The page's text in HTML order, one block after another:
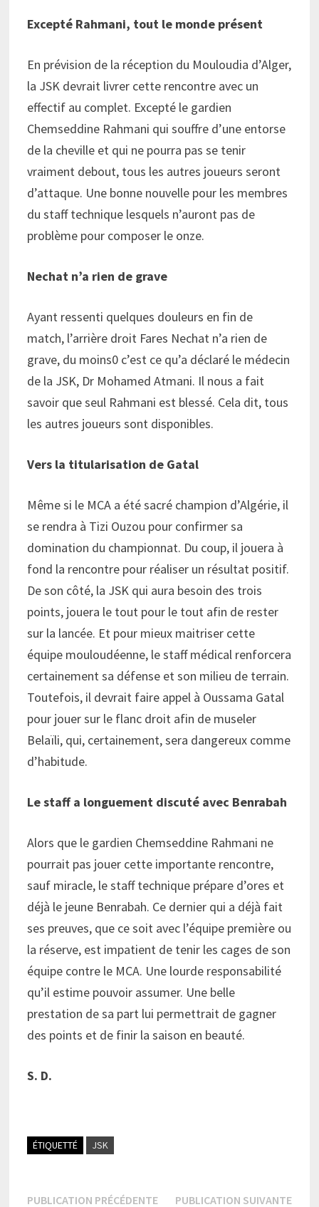
Excepté Rahmani, tout le monde présent
En prévision de la réception du Mouloudia d’Alger,
la JSK devrait livrer cette rencontre avec un
effectif au complet. Excepté le gardien
Chemseddine Rahmani qui souffre d’une entorse
de la cheville et qui ne pourra pas se tenir
vraiment debout, tous les autres joueurs seront
d’attaque. Une bonne nouvelle pour les membres
du staff technique lesquels n’auront pas de
problème pour composer le onze.
Nechat n’a rien de grave
Ayant ressenti quelques douleurs en fin de
match, l’arrière droit Fares Nechat n’a rien de
grave, du moins0 c’est ce qu’a déclaré le médecin
de la JSK, Dr Mohamed Atmani. Il nous a fait
savoir que seul Rahmani est blessé. Cela dit, tous
les autres joueurs sont disponibles.
Vers la titularisation de Gatal
Même si le MCA a été sacré champion d’Algérie, il
se rendra à Tizi Ouzou pour confirmer sa
domination du championnat. Du coup, il jouera à
fond la rencontre pour réaliser un résultat positif.
De son côté, la JSK qui aura besoin des trois
points, jouera le tout pour le tout afin de rester
sur la lancée. Et pour mieux maitriser cette
équipe mouloudéenne, le staff médical renforcera
certainement sa défense et son milieu de terrain.
Toutefois, il devrait faire appel à Oussama Gatal
pour jouer sur le flanc droit afin de museler
Belaïli, qui, certainement, sera dangereux comme
d’habitude.
Le staff a longuement discuté avec Benrabah
Alors que le gardien Chemseddine Rahmani ne
pourrait pas jouer cette importante rencontre,
sauf miracle, le staff technique prépare d’ores et
déjà le jeune Benrabah. Ce dernier qui a déjà fait
ses preuves, que ce soit avec l’équipe première ou
la réserve, est impatient de tenir les cages de son
équipe contre le MCA. Une lourde responsabilité
qu’il estime pouvoir assumer. Une belle
prestation de sa part lui permettrait de gagner
des points et de finir la saison en beauté.
S. D.
ÉTIQUETTÉ JSK
PUBLICATION PRÉCÉDENTEPublication
PUBLICATION SUIVANTE